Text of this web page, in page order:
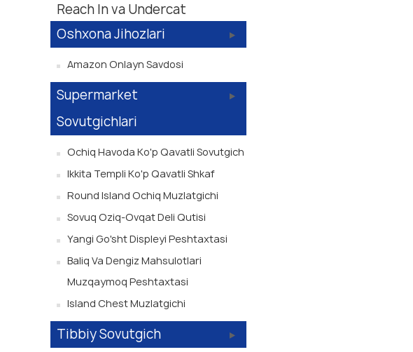
Reach In va Undercat
Oshxona Jihozlari
Amazon Onlayn Savdosi
Supermarket
Sovutgichlari
Ochiq Havoda Ko'p Qavatli Sovutgich
Ikkita Templi Ko'p Qavatli Shkaf
Round Island Ochiq Muzlatgichi
Sovuq Oziq-Ovqat Deli Qutisi
Yangi Go'sht Displeyi Peshtaxtasi
Baliq Va Dengiz Mahsulotlari
Muzqaymoq Peshtaxtasi
Island Chest Muzlatgichi
Tibbiy Sovutgich